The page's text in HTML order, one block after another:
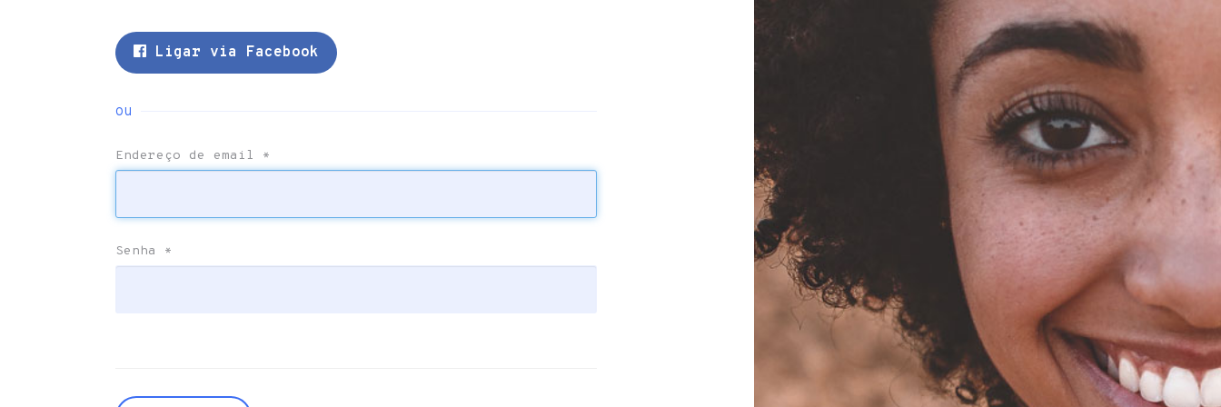
Ligar via Facebook
ou
Endereço de email *
Senha *